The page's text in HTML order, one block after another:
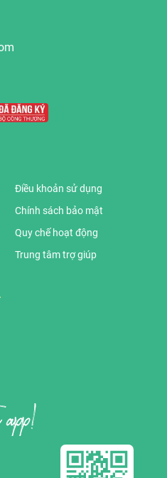
Điều khoản sử dụng
Chính sách bảo mật
Quy chế hoạt động
Trung tâm trợ giúp